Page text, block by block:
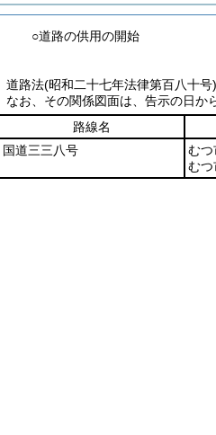
○道路の供用の開始
道路法(昭和二十七年法律第百八十号)
なお、その関係図面は、告示の日か
路線名
国道三三八号
むつ
むつ